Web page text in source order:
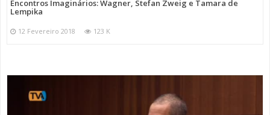
Encontros Imaginários: Wagner, Stefan Zweig e Tamara de
Lempika
12 Fevereiro 2018 123 K